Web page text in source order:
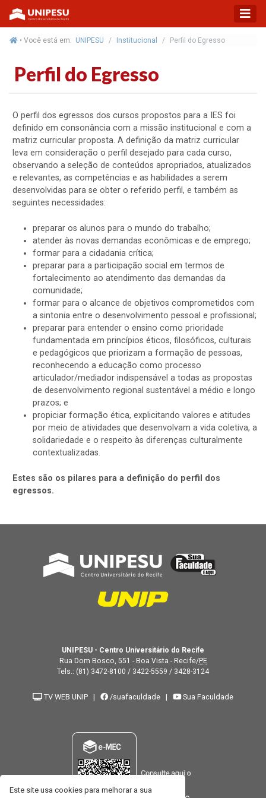
Este site usa cookies para melhorar a sua
• Você está em: UNIPESU Institucional Perfil do Egresso
Perfil do Egresso
O perfil dos egressos dos cursos propostos para a IES foi
definido em consonância com a missão institucional e com a
matriz curricular proposta. A definição da matriz curricular
leva em consideração o perfil desejado para cada curso,
observando a seleção de conteúdos apropriados, atualizados
e relevantes, as competências e as habilidades a serem
desenvolvidas para se obter o referido perfil, e também as
seguintes necessidades:
preparar os alunos para o mundo do trabalho;
atender às novas demandas econômicas e de emprego;
formar para a cidadania crítica;
preparar para a participação social em termos de
fortalecimento ao atendimento das demandas da
comunidade;
formar para o alcance de objetivos comprometidos com
a sintonia entre o desenvolvimento pessoal e profissional;
preparar para entender o ensino como prioridade
fundamentada em princípios éticos, filosóficos, culturais
e pedagógicos que priorizam a formação de pessoas,
reconhecendo a educação como processo
articulador/mediador indispensável a todas as propostas
de desenvolvimento regional sustentável a médio e longo
prazos; e
propiciar formação ética, explicitando valores e atitudes
por meio de atividades que desenvolvam a vida coletiva, a
solidariedade e o respeito às diferenças culturalmente
contextualizadas.
Estes são os pilares para a definição do perfil dos
egressos.
UNIPESU - Centro Universitário do Recife
Rua Dom Bosco, 551 - Boa Vista - Recife/PE
Tels.: (81) 3472-8100 / 3422-5559 / 3428-3124
TV WEB UNIP | /suafaculdade | Sua Faculdade